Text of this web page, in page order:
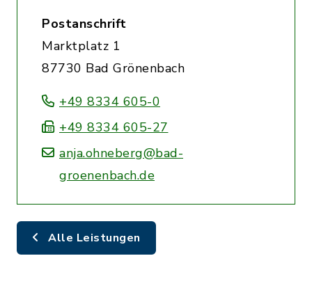
Postanschrift
Marktplatz 1
87730 Bad Grönenbach
+49 8334 605-0
+49 8334 605-27
anja.ohneberg@bad-
groenenbach.de
Alle Leistungen